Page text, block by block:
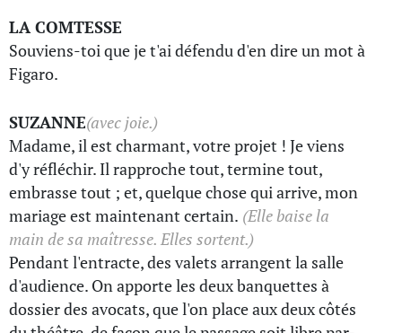
LA COMTESSE
Souviens-toi que je t'ai défendu d'en dire un mot à
Figaro.
SUZANNE(avec joie.)
Madame, il est charmant, votre projet ! Je viens
d'y réfléchir. Il rapproche tout, termine tout,
embrasse tout ; et, quelque chose qui arrive, mon
mariage est maintenant certain. (Elle baise la
main de sa maîtresse. Elles sortent.)
Pendant l'entracte, des valets arrangent la salle
d'audience. On apporte les deux banquettes à
dossier des avocats, que l'on place aux deux côtés